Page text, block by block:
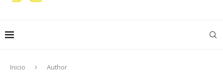
Inicio Author